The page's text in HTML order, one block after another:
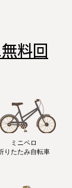
料回
ミニペロ
りたたみ自転車